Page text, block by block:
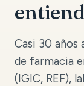
Casi 30 años
de farmacia
(IGIC, REF),